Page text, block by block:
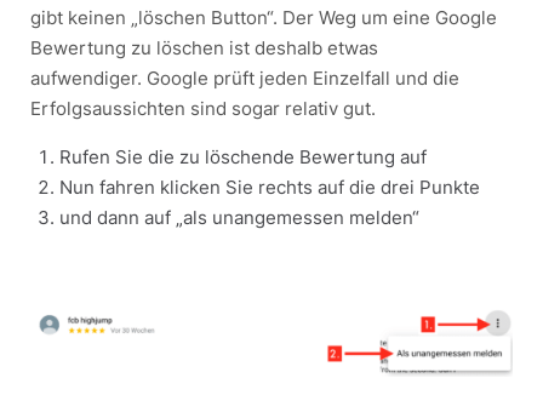
gibt keinen „löschen Button“. Der Weg um eine Google
Bewertung zu löschen ist deshalb etwas
aufwendiger. Google prüft jeden Einzelfall und die
Erfolgsaussichten sind sogar relativ gut.
Rufen Sie die zu löschende Bewertung auf
Nun fahren klicken Sie rechts auf die drei Punkte
und dann auf „als unangemessen melden“